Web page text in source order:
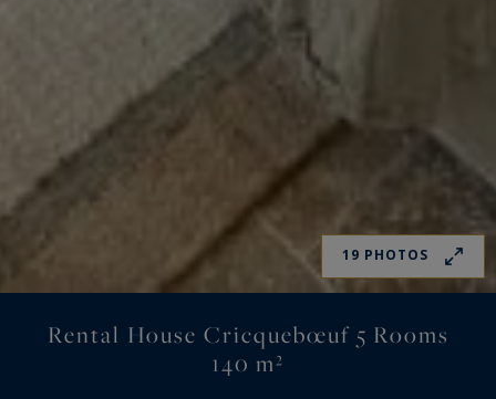
19 PHOTOS
Rental House Cricquebœuf 5 Rooms
140 m²